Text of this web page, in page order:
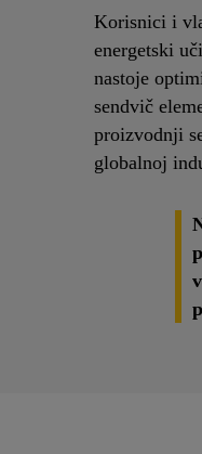
Korisnici i
energetski
nastoje
sendvič
proizvodnji
globalnoj